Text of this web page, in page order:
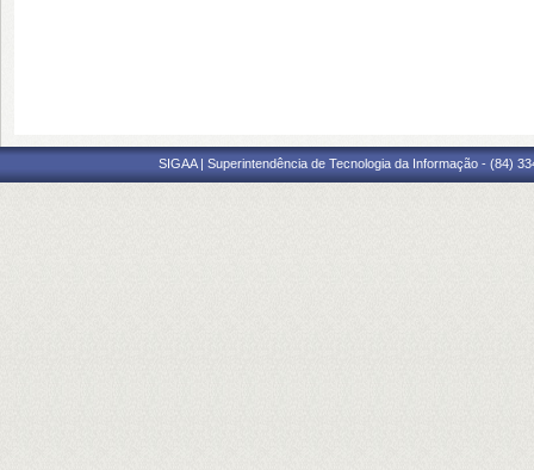
SIGAA | Superintendência de Tecnologia da Informação - (84)